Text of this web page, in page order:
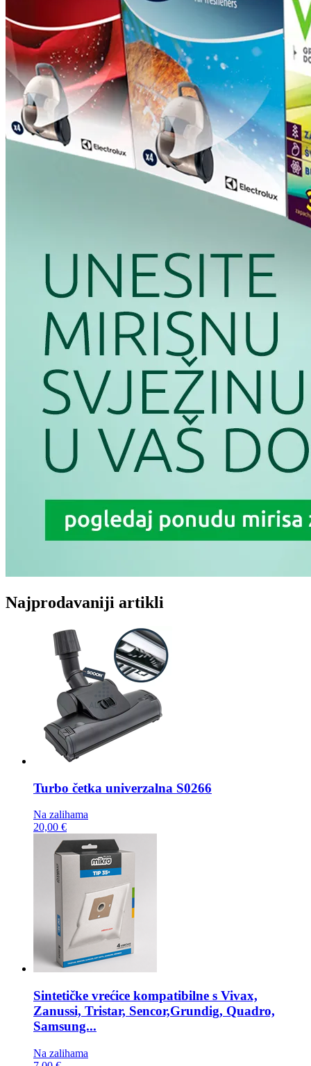
Najprodavaniji artikli
Turbo četka univerzalna S0266
Na zalihama
20,00 €
Sintetičke vrećice kompatibilne s Vivax,
Zanussi, Tristar, Sencor,Grundig, Quadro,
Samsung...
Na zalihama